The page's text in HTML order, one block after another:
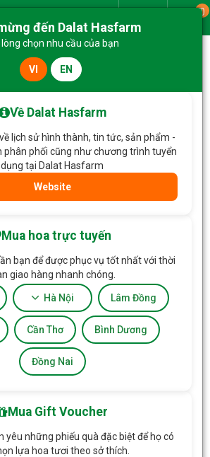
0
Giá Tốt Bó Hoa Thanh Xuân 237
đến Dalat Hasfarm
chọn nhu cầu của bạn
VI EN
Về Dalat Hasfarm
lịch sử hình thành, tin tức, sản phẩm -
phân phối cũng như chương trình tuyển
dụng tại Dalat Hasfarm
Website
Mua hoa trực tuyến
bạn để được phục vụ tốt nhất với thời
giao hàng nhanh chóng.
Hà Nội Lâm Đồng
Cần Thơ Bình Dương
Đồng Nai
Mua Gift Voucher
yêu những phiếu quà đặc biệt để họ có
lựa hoa tươi theo sở thích.